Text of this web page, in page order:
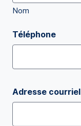
Nom
Téléphone
Adresse courriel